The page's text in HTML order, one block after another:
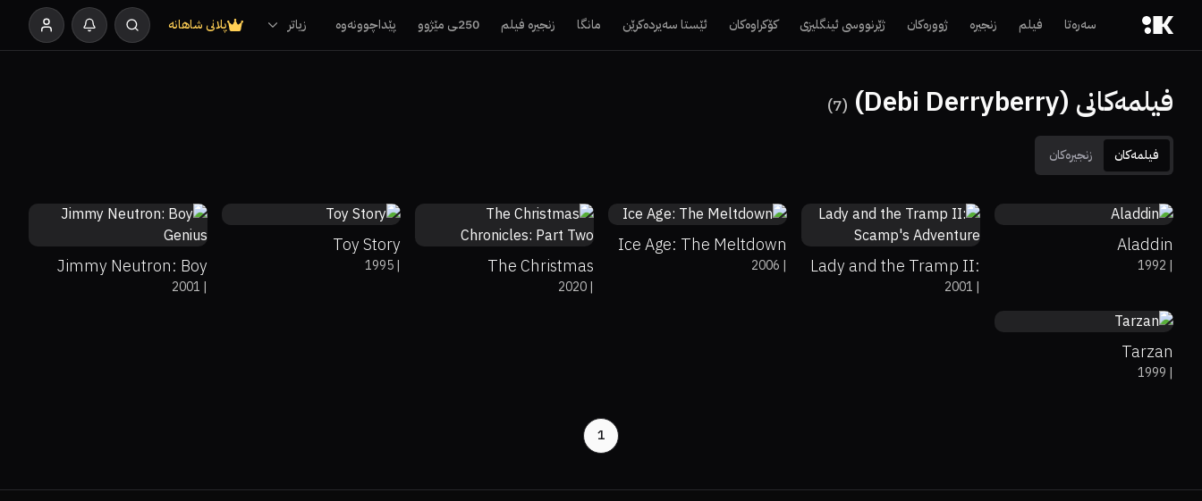
سەرەتا فیلم زنجیرە ژوورەکان ژێرنووسی ئینگلیزی کۆکراوەکان ئێستا سەیردەکرێن مانگا زنجیرە فیلم 250ـی مێژوو پێداچوونەوە زیاتر پلانی شاهانە
فیلمەکانی (Debi Derryberry) (
7
)
فیلمەکان زنجیرەکان 96%
86%
Aladdin
|
1992
Lady and the Tramp II:
Scamp's Adventure|
2001
Ice Age: The Meltdown
|
2006
The Christmas
Chronicles: Part Two|
2020
Toy Story
|
1995
Jimmy Neutron: Boy
Genius|
2001
7.3
Tarzan
|
1999
1